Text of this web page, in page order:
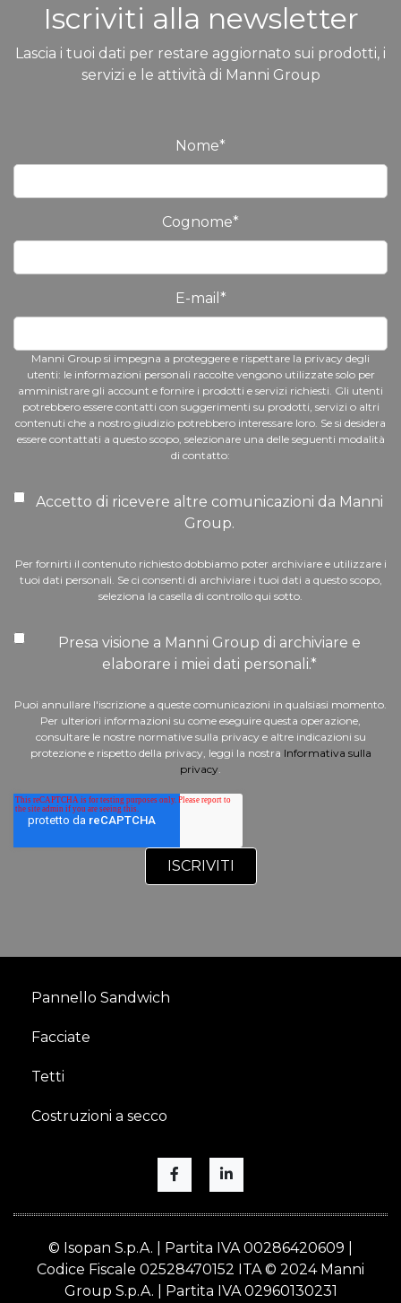
Iscriviti alla newsletter
Lascia i tuoi dati per restare aggiornato sui prodotti, i
servizi e le attività di Manni Group
Nome*
Cognome*
E-mail *
Manni Group si impegna a proteggere e rispettare la privacy degli
utenti: le informazioni personali raccolte vengono utilizzate solo per
amministrare gli account e fornire i prodotti e servizi richiesti. Gli utenti
potrebbero essere contatti con suggerimenti su prodotti, servizi o altri
contenuti che a nostro giudizio potrebbero interessare loro. Se si desidera
essere contattati a questo scopo, selezionare una delle seguenti modalità
di contatto:
Accetto di ricevere altre comunicazioni da Manni
Group.
Per fornirti il contenuto richiesto dobbiamo poter archiviare e utilizzare i
tuoi dati personali. Se ci consenti di archiviare i tuoi dati a questo scopo,
seleziona la casella di controllo qui sotto.
Presa visione a Manni Group di archiviare e
elaborare i miei dati personali.*
Puoi annullare l'iscrizione a queste comunicazioni in qualsiasi momento.
Per ulteriori informazioni su come eseguire questa operazione,
consultare le nostre normative sulla privacy e altre indicazioni su
protezione e rispetto della privacy, leggi la nostra Informativa sulla
privacy.
Pannello Sandwich
Facciate
Tetti
Costruzioni a secco
© Isopan S.p.A. | Partita IVA 00286420609 |
Codice Fiscale 02528470152 ITA © 2024 Manni
Group S.p.A. | Partita IVA 02960130231